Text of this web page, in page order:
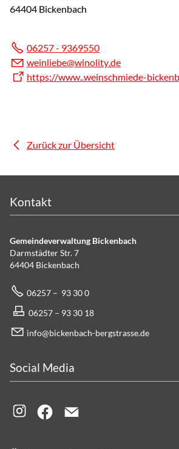
64404 Bickenbach
06257 - 9369550
w
nl b w n l tyd
https://www..weinschmiede-
Zurück zur Übersicht
Kontakt
Gemeindeverwaltung Bickenbach
Darmstädter Str. 7
64404 Bickenbach
06257 – 93 30 0
06257 – 93 30 18
info@bickenbach-bergstrasse.de
Social Media